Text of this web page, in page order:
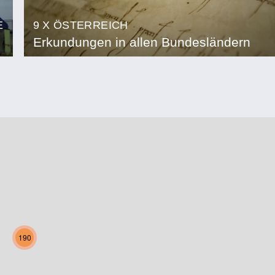
9 X ÖSTERREICH
Erkundungen in allen Bundesländern
190